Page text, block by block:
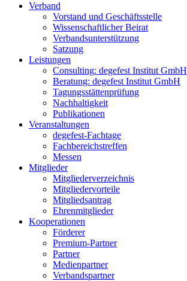
Verband
Vorstand und Geschäftsstelle
Wissenschaftlicher Beirat
Verbandsunterstützung
Satzung
Leistungen
Consulting: degefest Institut GmbH
Beratung: degefest Institut GmbH
Tagungsstättenprüfung
Nachhaltigkeit
Publikationen
Veranstaltungen
degefest-Fachtage
Fachbereichstreffen
Messen
Mitglieder
Mitgliederverzeichnis
Mitgliedervorteile
Mitgliedsantrag
Ehrenmitglieder
Kooperationen
Förderer
Premium-Partner
Partner
Medienpartner
Verbandspartner